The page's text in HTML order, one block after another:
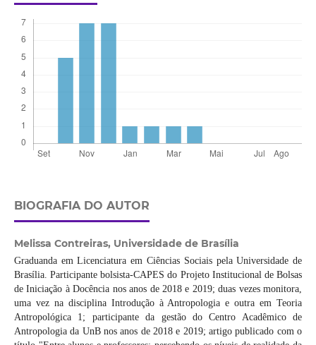
BIOGRAFIA DO AUTOR
Melissa Contreiras, Universidade de Brasília
Graduanda em Licenciatura em Ciências Sociais pela Universidade de
Brasília. Participante bolsista-CAPES do Projeto Institucional de Bolsas
de Iniciação à Docência nos anos de 2018 e 2019; duas vezes monitora,
uma vez na disciplina Introdução à Antropologia e outra em Teoria
Antropológica 1; participante da gestão do Centro Acadêmico de
Antropologia da UnB nos anos de 2018 e 2019; artigo publicado com o